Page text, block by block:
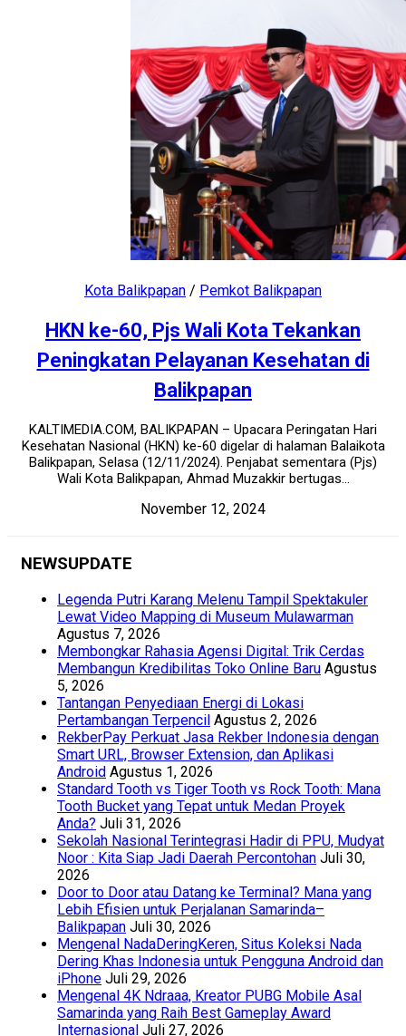
Kota Balikpapan / Pemkot Balikpapan
HKN ke-60, Pjs Wali Kota Tekankan
Peningkatan Pelayanan Kesehatan di
Balikpapan
KALTIMEDIA.COM, BALIKPAPAN – Upacara Peringatan Hari
Kesehatan Nasional (HKN) ke-60 digelar di halaman Balaikota
Balikpapan, Selasa (12/11/2024). Penjabat sementara (Pjs)
Wali Kota Balikpapan, Ahmad Muzakkir bertugas...
November 12, 2024
NEWSUPDATE
Legenda Putri Karang Melenu Tampil Spektakuler
Lewat Video Mapping di Museum Mulawarman
Agustus 7, 2026
Membongkar Rahasia Agensi Digital: Trik Cerdas
Membangun Kredibilitas Toko Online Baru Agustus
5, 2026
Tantangan Penyediaan Energi di Lokasi
Pertambangan Terpencil Agustus 2, 2026
RekberPay Perkuat Jasa Rekber Indonesia dengan
Smart URL, Browser Extension, dan Aplikasi
Android Agustus 1, 2026
Standard Tooth vs Tiger Tooth vs Rock Tooth: Mana
Tooth Bucket yang Tepat untuk Medan Proyek
Anda? Juli 31, 2026
Sekolah Nasional Terintegrasi Hadir di PPU, Mudyat
Noor : Kita Siap Jadi Daerah Percontohan Juli 30,
2026
Door to Door atau Datang ke Terminal? Mana yang
Lebih Efisien untuk Perjalanan Samarinda–
Balikpapan Juli 30, 2026
Mengenal NadaDeringKeren, Situs Koleksi Nada
Dering Khas Indonesia untuk Pengguna Android dan
iPhone Juli 29, 2026
Mengenal 4K Ndraaa, Kreator PUBG Mobile Asal
Samarinda yang Raih Best Gameplay Award
Internasional Juli 27, 2026